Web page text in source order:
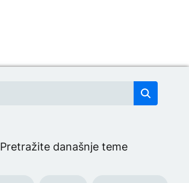
Pretražite današnje teme